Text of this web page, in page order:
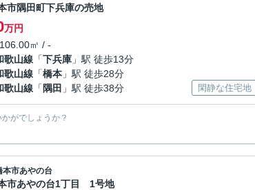
市隅田町下兵庫の売地
万円
㎡ / -
歌山線 「下兵庫 」駅 徒歩13分
歌山線 「橋本 」駅 徒歩28分
歌山線 「 隅田 」駅 徒歩38分 閑静な住宅地
がでしょうか？
本市あやの台
市あやの台1丁目 1号地